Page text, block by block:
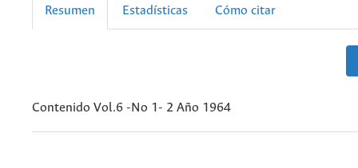
Resumen Estadísticas Cómo citar
Contenido Vol.6 -No 1- 2 Año 1964